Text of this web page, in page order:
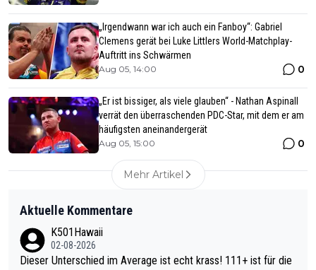
„Irgendwann war ich auch ein Fanboy“: Gabriel
Clemens gerät bei Luke Littlers World-Matchplay-
Auftritt ins Schwärmen
Aug 05, 14:00 0
„Er ist bissiger, als viele glauben“ - Nathan Aspinall
verrät den überraschenden PDC-Star, mit dem er am
häufigsten aneinandergerät
Aug 05, 15:00 0
Mehr Artikel
Aktuelle Kommentare
K501Hawaii
02-08-2026
Dieser Unterschied im Average ist echt krass! 111+ ist für die